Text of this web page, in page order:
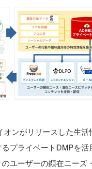
ンがリリースした生
プライベートDMPを
ユーザーの顕在ニー